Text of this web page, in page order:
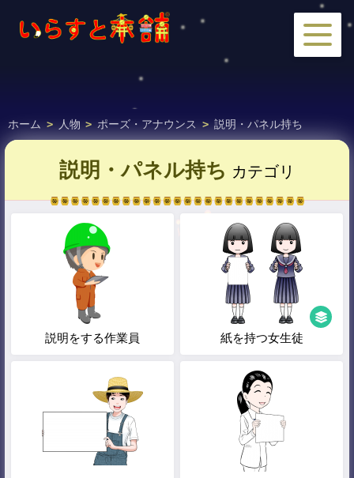
ホーム > 人物 > ポーズ・アナウンス > 説明・パネル持ち
説明・パネル持ち カテゴリ
説明をする作業員 紙を持つ女生徒